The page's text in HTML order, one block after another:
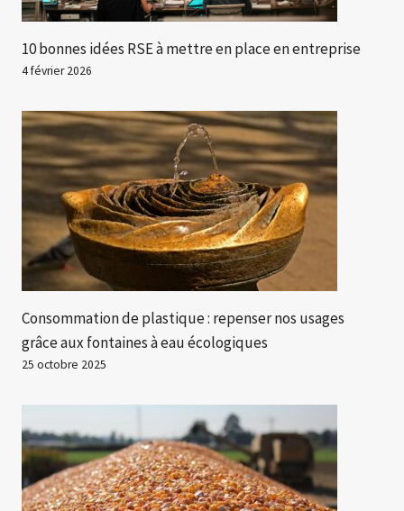
10 bonnes idées RSE à mettre en place en entreprise
4 février 2026
Consommation de plastique : repenser nos usages
grâce aux fontaines à eau écologiques
25 octobre 2025